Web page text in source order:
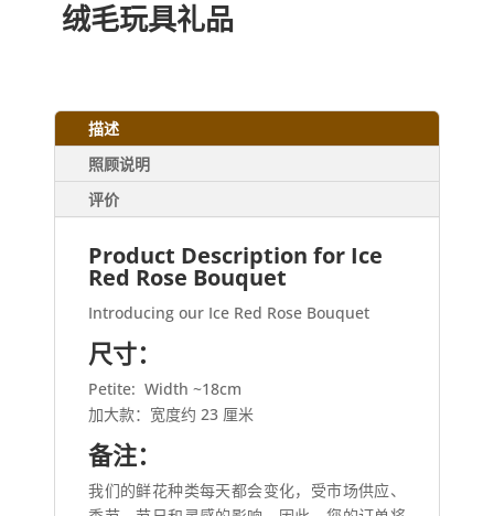
绒毛玩具礼品
描述
照顾说明
评价
Product Description for Ice
Red Rose Bouquet
Introducing our Ice Red Rose Bouquet
尺寸：
Petite: Width ~18cm
加大款：宽度约 23 厘米
备注：
我们的鲜花种类每天都会变化，受市场供应、